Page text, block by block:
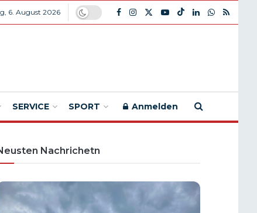
6. August 2026
SERVICE SPORT Anmelden
Nachrichetn